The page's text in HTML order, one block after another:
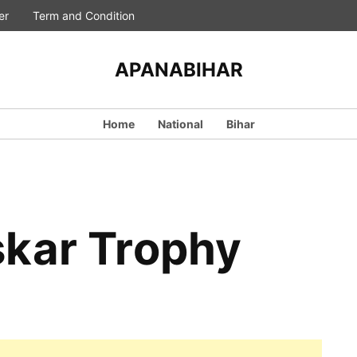
Term and Condition
APANABIHAR
Home National Bihar
Trophy